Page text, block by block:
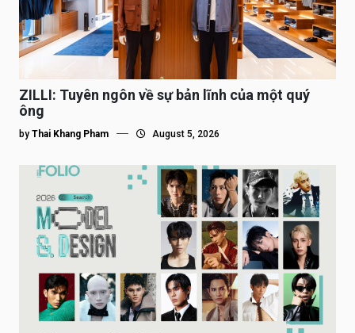
ZILLI: Tuyên ngôn về sự bản lĩnh của một quý
ông
by Thai Khang Pham August 5, 2026